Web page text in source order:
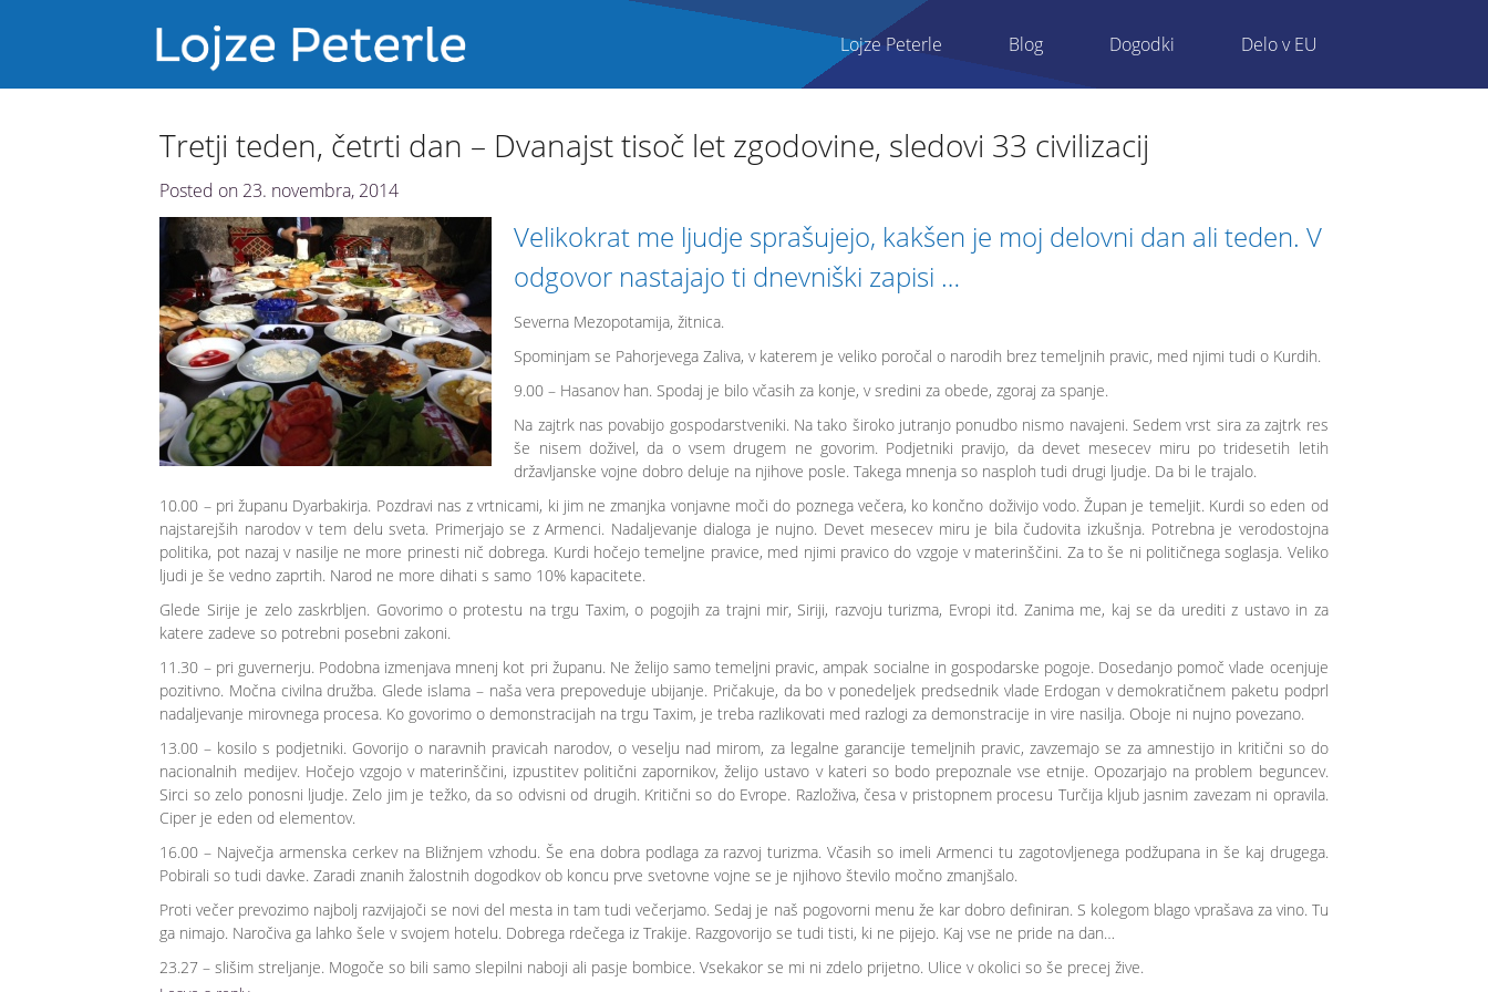
Lojze Peterle Blog Dogodki Delo v EU
Tretji teden, četrti dan – Dvanajst tisoč let zgodovine, sledovi 33 civilizacij
Posted on 23. novembra, 2014
Velikokrat me ljudje sprašujejo, kakšen je moj delovni dan ali teden. V
odgovor nastajajo ti dnevniški zapisi …
Severna Mezopotamija, žitnica.
Spominjam se Pahorjevega Zaliva, v katerem je veliko poročal o narodih brez temeljnih pravic, med njimi tudi o Kurdih.
9.00 – Hasanov han. Spodaj je bilo včasih za konje, v sredini za obede, zgoraj za spanje.
Na zajtrk nas povabijo gospodarstveniki. Na tako široko jutranjo ponudbo nismo navajeni. Sedem vrst sira za zajtrk res
še nisem doživel, da o vsem drugem ne govorim. Podjetniki pravijo, da devet mesecev miru po tridesetih letih
državljanske vojne dobro deluje na njihove posle. Takega mnenja so nasploh tudi drugi ljudje. Da bi le trajalo.
10.00 – pri županu Dyarbakirja. Pozdravi nas z vrtnicami, ki jim ne zmanjka vonjavne moči do poznega večera, ko končno doživijo vodo. Župan je temeljit. Kurdi so eden od
najstarejših narodov v tem delu sveta. Primerjajo se z Armenci. Nadaljevanje dialoga je nujno. Devet mesecev miru je bila čudovita izkušnja. Potrebna je verodostojna
politika, pot nazaj v nasilje ne more prinesti nič dobrega. Kurdi hočejo temeljne pravice, med njimi pravico do vzgoje v materinščini. Za to še ni političnega soglasja. Veliko
ljudi je še vedno zaprtih. Narod ne more dihati s samo 10% kapacitete.
Glede Sirije je zelo zaskrbljen. Govorimo o protestu na trgu Taxim, o pogojih za trajni mir, Siriji, razvoju turizma, Evropi itd. Zanima me, kaj se da urediti z ustavo in za
katere zadeve so potrebni posebni zakoni.
11.30 – pri guvernerju. Podobna izmenjava mnenj kot pri županu. Ne želijo samo temeljni pravic, ampak socialne in gospodarske pogoje. Dosedanjo pomoč vlade ocenjuje
pozitivno. Močna civilna družba. Glede islama – naša vera prepoveduje ubijanje. Pričakuje, da bo v ponedeljek predsednik vlade Erdogan v demokratičnem paketu podprl
nadaljevanje mirovnega procesa. Ko govorimo o demonstracijah na trgu Taxim, je treba razlikovati med razlogi za demonstracije in vire nasilja. Oboje ni nujno povezano.
13.00 – kosilo s podjetniki. Govorijo o naravnih pravicah narodov, o veselju nad mirom, za legalne garancije temeljnih pravic, zavzemajo se za amnestijo in kritični so do
nacionalnih medijev. Hočejo vzgojo v materinščini, izpustitev politični zapornikov, želijo ustavo v kateri so bodo prepoznale vse etnije. Opozarjajo na problem beguncev.
Sirci so zelo ponosni ljudje. Zelo jim je težko, da so odvisni od drugih. Kritični so do Evrope. Razloživa, česa v pristopnem procesu Turčija kljub jasnim zavezam ni opravila.
Ciper je eden od elementov.
16.00 – Največja armenska cerkev na Bližnjem vzhodu. Še ena dobra podlaga za razvoj turizma. Včasih so imeli Armenci tu zagotovljenega podžupana in še kaj drugega.
Pobirali so tudi davke. Zaradi znanih žalostnih dogodkov ob koncu prve svetovne vojne se je njihovo število močno zmanjšalo.
Proti večer prevozimo najbolj razvijajoči se novi del mesta in tam tudi večerjamo. Sedaj je naš pogovorni menu že kar dobro definiran. S kolegom blago vprašava za vino. Tu
ga nimajo. Naročiva ga lahko šele v svojem hotelu. Dobrega rdečega iz Trakije. Razgovorijo se tudi tisti, ki ne pijejo. Kaj vse ne pride na dan…
23.27 – slišim streljanje. Mogoče so bili samo slepilni naboji ali pasje bombice. Vsekakor se mi ni zdelo prijetno. Ulice v okolici so še precej žive.